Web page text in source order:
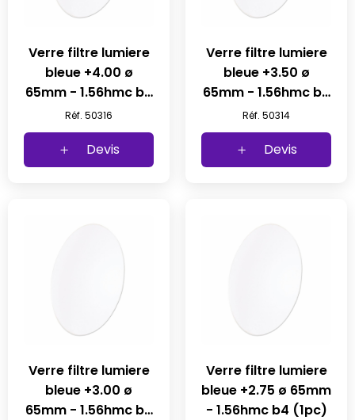
Verre filtre lumiere
bleue +4.00 ø
65mm - 1.56hmc b4
(1pc)
Réf. 50316
Devis
Verre filtre lumiere
bleue +3.50 ø
65mm - 1.56hmc b4
(1pc)
Réf. 50314
Devis
Verre filtre lumiere
bleue +3.00 ø
65mm - 1.56hmc b4
Verre filtre lumiere
bleue +2.75 ø 65mm
- 1.56hmc b4 (1pc)